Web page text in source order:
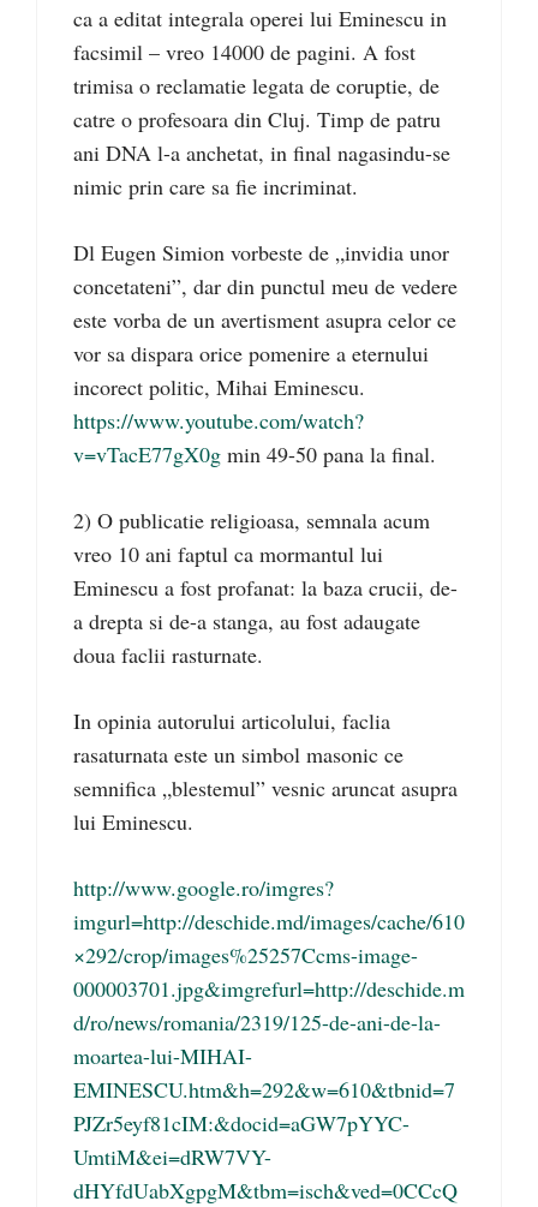
ca a editat integrala operei lui Eminescu in
facsimil – vreo 14000 de pagini. A fost
trimisa o reclamatie legata de coruptie, de
catre o profesoara din Cluj. Timp de patru
ani DNA l-a anchetat, in final nagasindu-se
nimic prin care sa fie incriminat.
Dl Eugen Simion vorbeste de „invidia unor
concetateni”, dar din punctul meu de vedere
este vorba de un avertisment asupra celor ce
vor sa dispara orice pomenire a eternului
incorect politic, Mihai Eminescu.
https://www.youtube.com/watch?
v=vTacE77gX0g min 49-50 pana la final.
2) O publicatie religioasa, semnala acum
vreo 10 ani faptul ca mormantul lui
Eminescu a fost profanat: la baza crucii, de-
a drepta si de-a stanga, au fost adaugate
doua faclii rasturnate.
In opinia autorului articolului, faclia
rasaturnata este un simbol masonic ce
semnifica „blestemul” vesnic aruncat asupra
lui Eminescu.
http://www.google.ro/imgres?
imgurl=http://deschide.md/images/cache/610
×292/crop/images%25257Ccms-image-
000003701.jpg&imgrefurl=http://deschide.m
d/ro/news/romania/2319/125-de-ani-de-la-
moartea-lui-MIHAI-
EMINESCU.htm&h=292&w=610&tbnid=7
PJZr5eyf81cIM:&docid=aGW7pYYC-
UmtiM&ei=dRW7VY-
dHYfdUabXgpgM&tbm=isch&ved=0CCcQ